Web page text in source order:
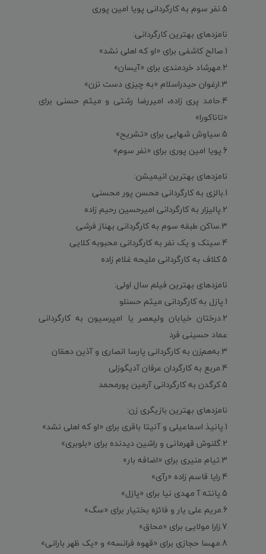
5.نفر سوم به کارگردانی پویا امین پوری
نامزدهای بهترین کارگردانی:
1.صالح کاشفی برای «او که اهلی نشد»
2.مهرشاد خردمندی برای «آیسان»
3.ارغوان حیدراسلام «به چیزی دست نزن»
4.حامد پری زاده، امیررضا رشتی و میثم حسنی برای
«تاناکورا»
5.سیاوش شهابی برای «تشریح»
6.پویا امین پوری برای «نفر سوم»
نامزدهای بهترین انیمیشن:
1.بالزی به کارگردانی محسن پور محسنی
2.پالیزار به کارگردانی امیرحسین رحیم زاده
3.ساکن طبقه سوم به کارگردانی بهناز فرشی
4.سینک و یک نفر به کارگردانی محبوبه کلایی
5.کلاف به کارگردانی ملیحه غلام زاده
نامزدهای بهترین فیلم سال اولی:
1.پازل به کارگردانی میثم حسنلو
2.درختان خیابان ولیعصر یا امپرسیون به کارگردانی
عماد حسینی فرد
3.به‌هم‌زن به کارگردانی پارسا انصاری و آذین دهقان
4.مربع به کارگردان عرفان آدیگوزلی
5.کرگدن به کارگردانی آرمین پورمحمد
نامزدهای بهترین بازیگری زن:
1.پانیذ اسماعیلی و آنیتا باقری برای «او که اهلی نشد»
2.گلنوش قهرمانی و راشین دیدنده برای «بلوبری»
3.تیام منیری برای «اضافه بار»
4.رایا قاسم زاده «رآی»
5.پانته آ مهدی نیا برای «پازل»
6.مریم علی یار و فائزه بختیار برای «سگ»
7.زارا مولایی برای «محاق»
8.مهسا حجازی برای «قهوه فرانسه» و «یک ظهر بارانی»